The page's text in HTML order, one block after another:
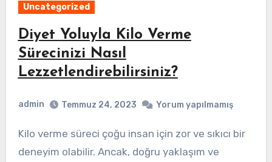
Uncategorized
Diyet Yoluyla Kilo Verme
Sürecinizi Nasıl
Lezzetlendirebilirsiniz?
admin Temmuz 24, 2023 Yorum yapılmamış
Kilo verme süreci çoğu insan için zor ve sıkıcı bir
deneyim olabilir. Ancak, doğru yaklaşım ve